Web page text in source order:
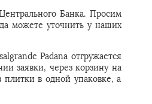
Банка. Просим
можете уточнить у наших
Padana отгружается
заявки, через корзину на
в одной упаковке, а